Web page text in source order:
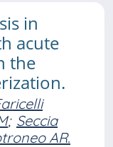
in
acute
the
; Seccia
AR.